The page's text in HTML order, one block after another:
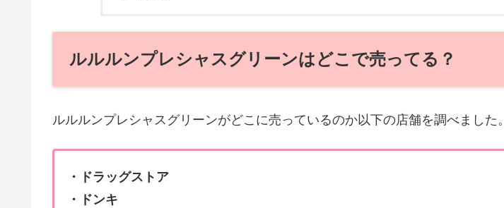
ルルルンプレシャスグリーンはどこで売ってる？
ルルルンプレシャスグリーンがどこに売っているのか以下の店舗を調べました。
・ドラッグストア
・ドンキ